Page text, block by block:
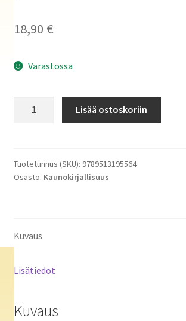
18,90 €
Varastossa
(TKK)
määrä
Lisää ostoskoriin
Tuotetunnus (SKU): 9789513195564
Osasto: Kaunokirjallisuus
Kuvaus
Lisätiedot
Kuvaus